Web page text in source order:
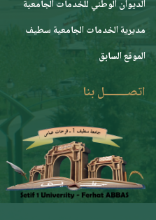
ﺍﻟﺪﻳﻮﺍﻥ ﺍﻟﻮﻃﻨﻲ ﻟﻠﺨﺪﻣﺎﺕ ﺍﻟﺠﺎﻣﻌﻴﺔ
مديرية الخدمات الجامعية سطيف
الموقع السابق
اتصــــــــل بنا